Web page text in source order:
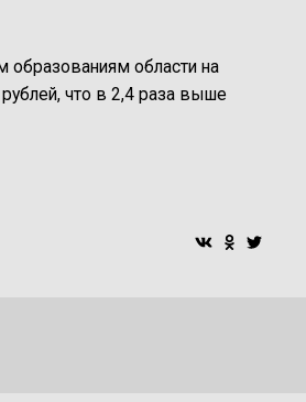
образованиям области на
что в 2,4 раза выше